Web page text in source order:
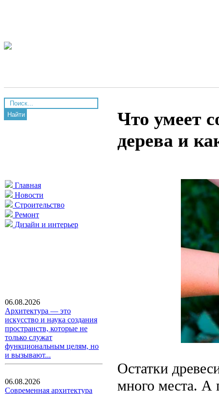
Найти
Главная
Новости
Строительство
Ремонт
Дизайн и интерьер
06.08.2026
Архитектура — это
искусство и наука создания
пространств, которые не
только служат
функциональным целям, но
и вызывают...
06.08.2026
Современная архитектура
Что умеет
дерева и
Остатки
много места. А